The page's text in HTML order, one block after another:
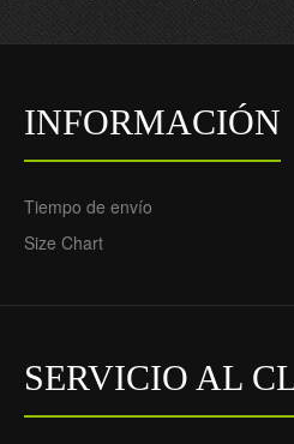
INFORMACIÓN
Tiempo de envío
Size Chart
SERVICIO AL